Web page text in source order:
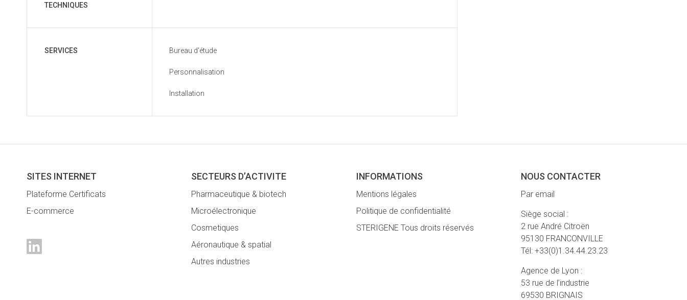
TECHNIQUES
SERVICES Bureau d'étude
Personnalisation
Installation
SITES INTERNET
Plateforme Certificats
E-commerce
SECTEURS D’ACTIVITE
Pharmaceutique & biotech
Microélectronique
Cosmetiques
Aéronautique & spatial
Autres industries
INFORMATIONS
Mentions légales
Politique de confidentialité
STERIGENE Tous droits réservés
NOUS CONTACTER
Par email
Siège social :
2 rue André Citroën
95130 FRANCONVILLE
Tél: +33(0)1.34.44.23.23
Agence de Lyon :
53 rue de l’industrie
69530 BRIGNAIS